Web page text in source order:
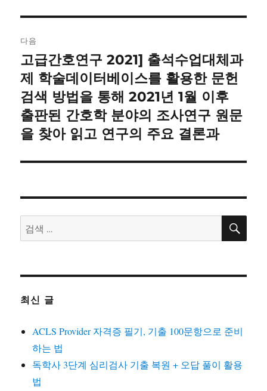
게
이
션
다음
다
음
글:
고급간호연구 2021] 출석수업대체과
제 학술데이터베이스를 활용한 문헌
검색 방법을 통해 2021년 1월 이후
출판된 간호학 분야의 조사연구 원문
을 찾아 읽고 연구의 주요 결론과
검
색:
검
최신 글
ACLS Provider 자격증 필기, 기출 100문항으로 준비
하는 법
독학사 3단계 심리검사 기출 복원 + 오답 풀이 활용
법